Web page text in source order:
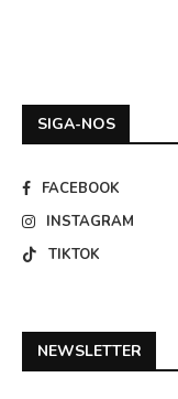
SIGA-NOS
FACEBOOK
INSTAGRAM
TIKTOK
NEWSLETTER